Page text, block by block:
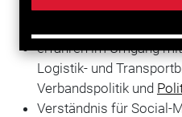
PROFI-Vorstand in
erfahren im Umgang
Logistik- und
Verbandspolitik und
Verständnis für Social-